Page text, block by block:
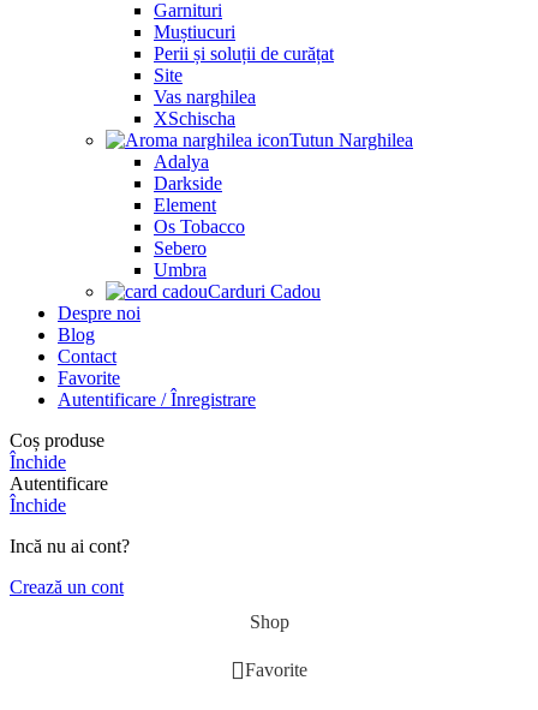
Garnituri
Muștiucuri
Perii și soluții de curățat
Site
Vas narghilea
XSchischa
Tutun Narghilea
Adalya
Darkside
Element
Os Tobacco
Sebero
Umbra
Carduri Cadou
Despre noi
Blog
Contact
Favorite
Autentificare / Înregistrare
Coș produse
Închide
Autentificare
Închide
Incă nu ai cont?
Crează un cont
Shop
Favorite